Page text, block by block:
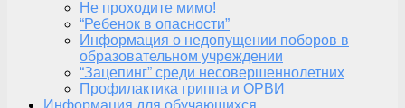
Не проходите мимо!
“Ребенок в опасности”
Информация о недопущении поборов в
образовательном учреждении
“Зацепинг” среди несовершеннолетних
Профилактика гриппа и ОРВИ
Информация для обучающихся